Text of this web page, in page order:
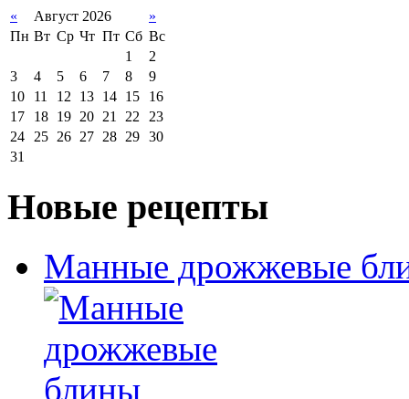
« Август 2026
»
Пн Вт Ср Чт Пт Сб Вс
1
2
3
4 5 6 7 8
9
10
11 12 13 14 15
16
17
18 19 20 21 22 23
24 25 26 27 28 29 30
31
Новые рецепты
Манные дрожжевые